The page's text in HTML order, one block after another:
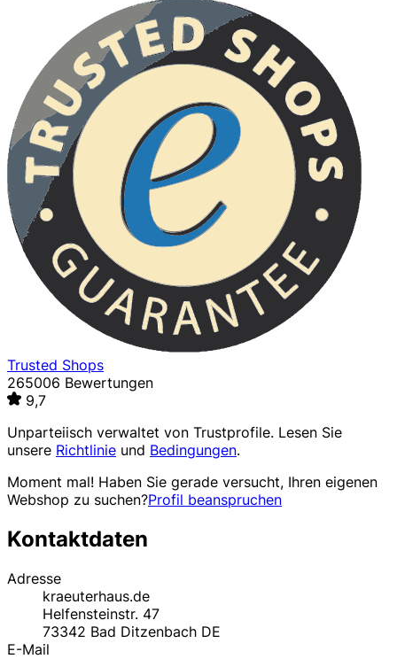
Trusted Shops
265006 Bewertungen
9,7
Unparteiisch verwaltet von Trustprofile. Lesen Sie
unsere Richtlinie und Bedingungen.
Moment mal! Haben Sie gerade versucht, Ihren eigenen
Webshop zu suchen?Profil beanspruchen
Kontaktdaten
Adresse
kraeuterhaus.de
Helfensteinstr. 47
73342 Bad Ditzenbach DE
E-Mail